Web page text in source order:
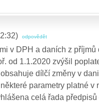
odpovědět
v DPH a daních z
od 1.1.2020 zvýšil
dílčí změny v
parametry platné v
celá řada